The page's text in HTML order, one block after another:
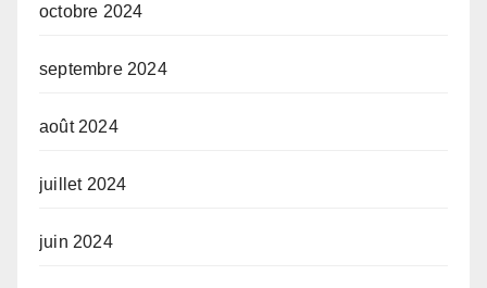
octobre 2024
septembre 2024
août 2024
juillet 2024
juin 2024